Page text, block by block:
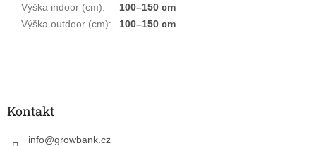
Výška indoor (cm):
100–150 cm
Výška outdoor (cm): 100–150 cm
Z
Kontakt
info@growbank.cz